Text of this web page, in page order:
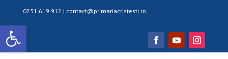
Deschide bara de unelte
0231 619 912 | contact@primariacristesti.ro